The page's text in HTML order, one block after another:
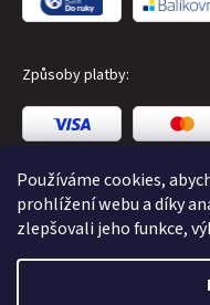
Používáme cookies,
prohlížení webu a díky
zlepšovali jeho funkce,
Způsoby platby: